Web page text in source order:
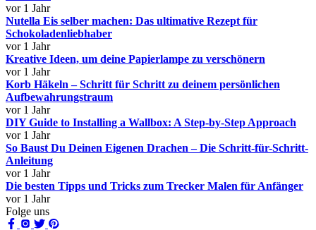
vor 1 Jahr
Nutella Eis selber machen: Das ultimative Rezept für
Schokoladenliebhaber
vor 1 Jahr
Kreative Ideen, um deine Papierlampe zu verschönern
vor 1 Jahr
Korb Häkeln – Schritt für Schritt zu deinem persönlichen
Aufbewahrungstraum
vor 1 Jahr
DIY Guide to Installing a Wallbox: A Step-by-Step Approach
vor 1 Jahr
So Baust Du Deinen Eigenen Drachen – Die Schritt-für-Schritt-
Anleitung
vor 1 Jahr
Die besten Tipps und Tricks zum Trecker Malen für Anfänger
vor 1 Jahr
Folge uns